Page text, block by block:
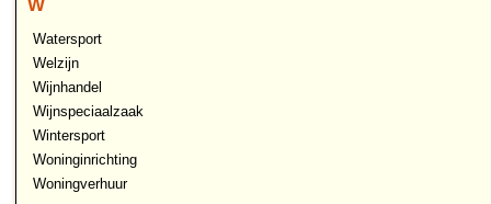
W
Watersport
Welzijn
Wijnhandel
Wijnspeciaalzaak
Wintersport
Woninginrichting
Woningverhuur